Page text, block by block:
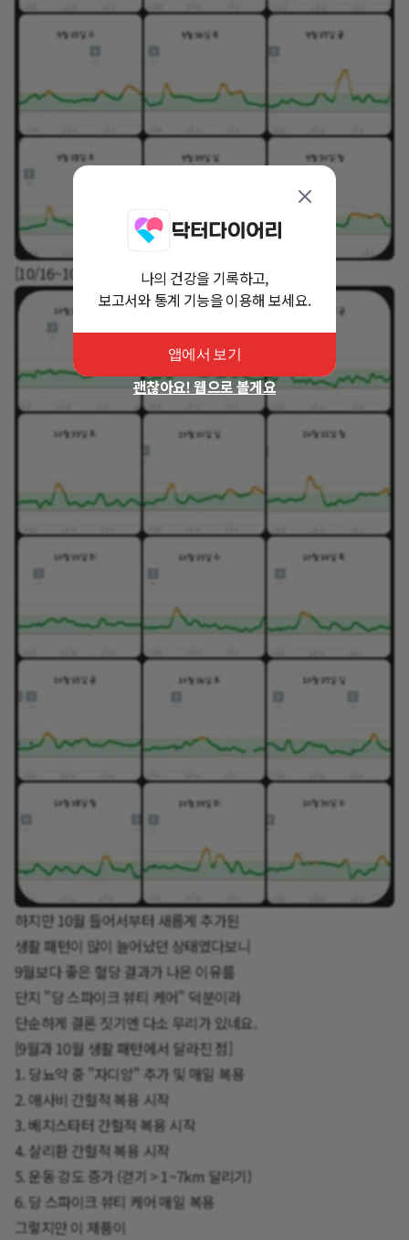
[10/16~10/30 혈당 그래프]
하지만 10월 들어서부터 새롭게 추가된
생활 패턴이 많이 늘어났던 상태였다보니
9월보다 좋은 혈당 결과가 나온 이유를
단지 "당 스파이크 뷰티 케어" 덕분이라
단순하게 결론 짓기엔 다소 무리가 있네요.
[9월과 10월 생활 패턴에서 달라진 점]
1. 당뇨약 중 "자디앙" 추가 및 매일 복용
2. 애사비 간헐적 복용 시작
3. 베지스타터 간헐적 복용 시작
4. 살리환 간헐적 복용 시작
5. 운동 강도 증가 (걷기 > 1~7km 달리기)
6. 당 스파이크 뷰티 케어 매일 복용
그렇지만 이 제품이
나의 건강을 기록하고,
보고서와 통계 기능을 이용해 보세요.
앱에서 보기
괜찮아요! 웹으로 볼게요